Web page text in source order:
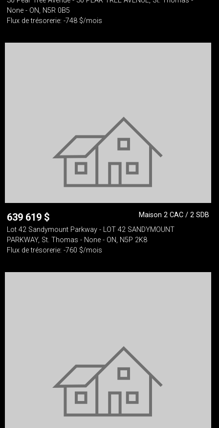
None - ON, N5R 0B5
Flux de trésorerie: -748 $/mois
639 619 $
Maison 2 CAC / 2 SDB
Lot 42 Sandymount Parkway - LOT 42 SANDYMOUNT
PARKWAY, St. Thomas - None - ON, N5P 2K8
Flux de trésorerie: -760 $/mois